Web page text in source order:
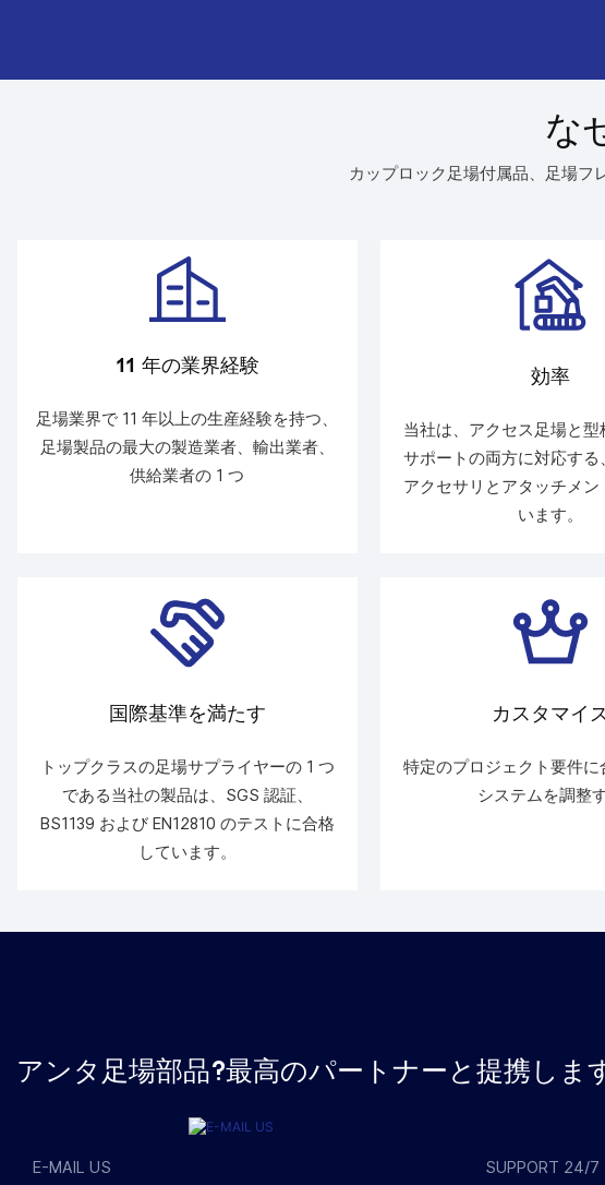
な
カップロック足場付属品、足場フ
11 年の業界経験
足場業界で 11 年以上の生産経験を持つ、
足場製品の最大の製造業者、輸出業者、
供給業者の 1 つ
効率
当社は、アクセス足場と型
サポートの両方に対応する
アクセサリとアタッチメン
います。
国際基準を満たす
トップクラスの足場サプライヤーの 1 つ
である当社の製品は、SGS 認証、
BS1139 および EN12810 のテストに合格
しています。
カスタマイ
特定のプロジェクト要件に
システムを調整
アンタ足場部品?最高のパートナーと提携しま
E-MAIL US SUPPORT 24/7